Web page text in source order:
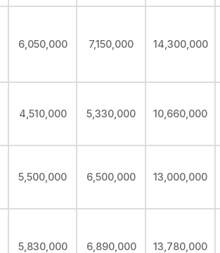
6,050,000 7,150,000 14,300,000
4,510,000 5,330,000 10,660,000
5,500,000 6,500,000 13,000,000
5,830,000 6,890,000 13,780,000